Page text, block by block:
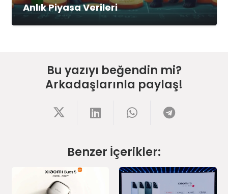
Anlık Piyasa Verileri
Bu yazıyı beğendin mi?
Arkadaşlarınla paylaş!
Benzer İçerikler: